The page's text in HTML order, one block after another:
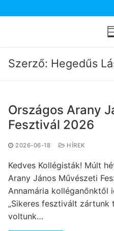
a
Szerző: Hegedűs
Országos Arany
Fesztivál 2026
2026-06-18 HÍREK
Kedves Kollégisták! Múlt
Arany János Művészeti
Annamária kolléganőnktől
„Sikeres fesztivált zártunk
voltunk…